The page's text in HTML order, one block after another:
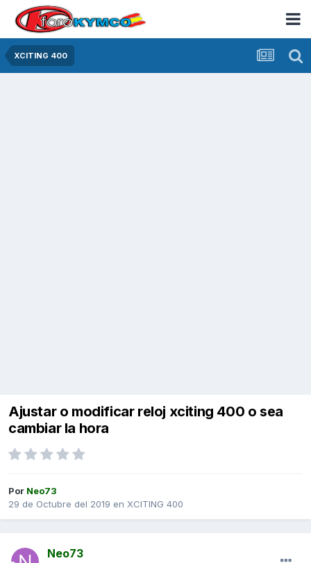
XCITING 400
Ajustar o modificar reloj xciting 400 o sea
cambiar la hora
Por Neo73
29 de Octubre del 2019 en XCITING 400
Neo73